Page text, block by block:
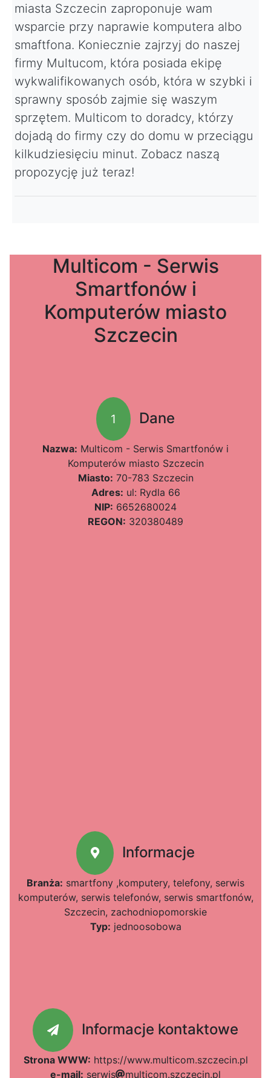
miasta Szczecin zaproponuje wam
wsparcie przy naprawie komputera albo
smaftfona. Koniecznie zajrzyj do naszej
firmy Multucom, która posiada ekipę
wykwalifikowanych osób, która w szybki i
sprawny sposób zajmie się waszym
sprzętem. Multicom to doradcy, którzy
dojadą do firmy czy do domu w przeciągu
kilkudziesięciu minut. Zobacz naszą
propozycję już teraz!
Multicom - Serwis
Smartfonów i
Komputerów miasto
Szczecin
1 Dane
Nazwa: Multicom - Serwis Smartfonów i
Komputerów miasto Szczecin
Miasto: 70-783 Szczecin
Adres: ul: Rydla 66
NIP: 6652680024
REGON: 320380489
Informacje
Branża: smartfony ,komputery, telefony, serwis
komputerów, serwis telefonów, serwis smartfonów,
Szczecin, zachodniopomorskie
Typ: jednoosobowa
Informacje kontaktowe
Strona WWW: https://www.multicom.szczecin.pl
e-mail: serw3
is mue21
lticom.szczeca4
ind1e
.pl